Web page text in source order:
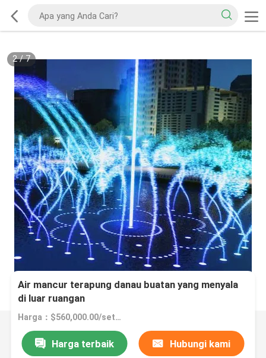
2/7
Air mancur terapung danau buatan yang menyala
di luar ruangan
Harga：$560,000.00/sets >=1 sets
Harga terbaik Hubungi kami